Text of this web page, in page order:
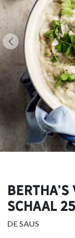
schaal
DE SAUS